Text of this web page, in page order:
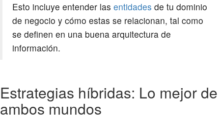
Esto incluye entender las entidades de tu dominio
de negocio y cómo estas se relacionan, tal como
se definen en una buena arquitectura de
información.
Estrategias híbridas: Lo mejor de
ambos mundos